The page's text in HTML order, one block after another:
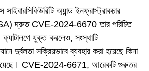
অ্যান্ড ইনফ্রাস্ট্রাকচার
দ্রুত CVE-2024-6670 তার পরিচিত
যুক্ত করলেও, সংস্থাটি
দুর্বলতা সক্রিয়ভাবে ব্যবহার করা হয়েছে কিনা
হয়েছে। CVE-2024-6671, আরেকটি গুরুতর